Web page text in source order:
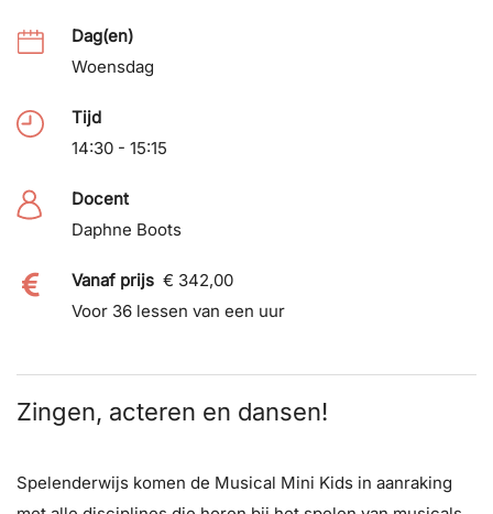
Dag(en)
Woensdag
Tijd
14:30 - 15:15
Docent
Daphne Boots
Vanaf prijs € 342,00
Voor 36 lessen van een uur
Zingen, acteren en dansen!
Spelenderwijs komen de Musical Mini Kids in aanraking